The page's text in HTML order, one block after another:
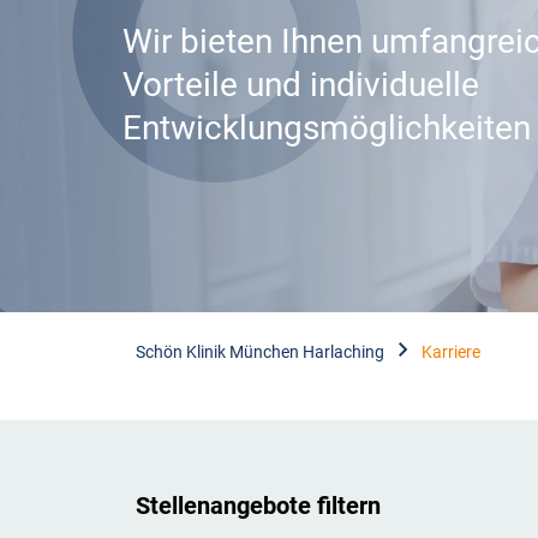
Wir bieten Ihnen
Vorteile und individuelle
Entwicklungsmöglichkeiten
Schön Klinik München Harlaching Karriere
Stellenangebote filtern